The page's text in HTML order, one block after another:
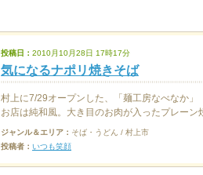
投稿日： 2010月10月28日 17時17分
気になるナポリ焼きそば
村上に7/29オープンした、「麺工房なべなか」
お店は純和風。大き目のお肉が入ったプレー
ジャンル＆エリア： そば・うどん / 村上市
投稿者： いつも笑顔